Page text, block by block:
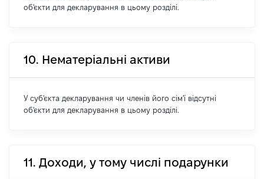
об'єкти для декларування в цьому розділі.
10. Нематеріальні активи
У суб'єкта декларування чи членів його сім'ї відсутні
об'єкти для декларування в цьому розділі.
11. Доходи, у тому числі подарунки